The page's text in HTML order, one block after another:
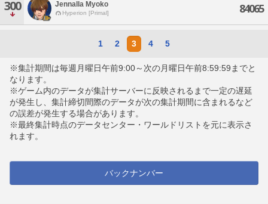
300 Jennalla Myoko
Hyperion [Primal] 84065
1 2 3 4 5
※集計期間は毎週月曜日午前9:00～次の月曜日午前8:59:59までと
なります。
※ゲーム内のデータが集計サーバーに反映されるまで一定の遅延
が発生し、集計締切間際のデータが次の集計期間に含まれるなど
の誤差が発生する場合があります。
※最終集計時点のデータセンター・ワールドリストを元に表示さ
れます。
バックナンバー